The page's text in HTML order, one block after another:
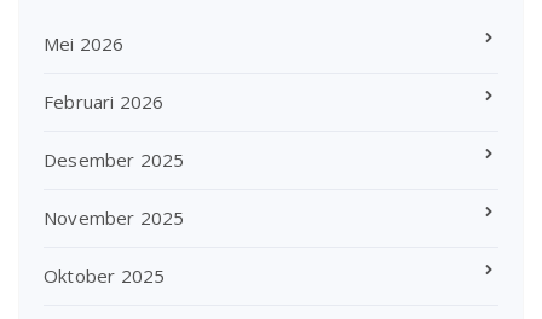
Mei 2026
Februari 2026
Desember 2025
November 2025
Oktober 2025